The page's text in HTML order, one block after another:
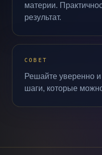
материи.
результат.
СОВЕТ
Решайте уверенно
шаги, которые